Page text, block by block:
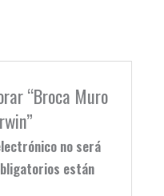
“Broca Muro
no será
están